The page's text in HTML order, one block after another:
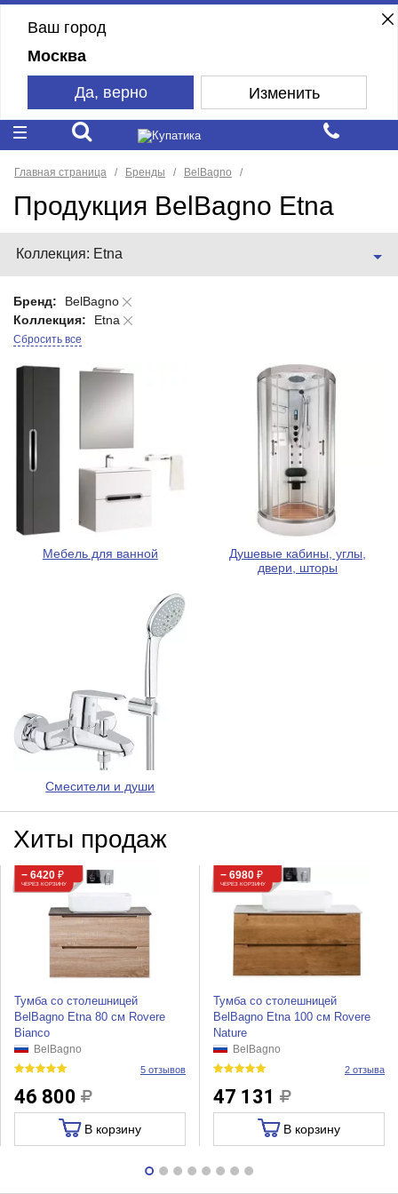
Ваш город
Москва
Да, верно Изменить
Главная страница Бренды BelBagno
Продукция BelBagno Etna
Коллекция: Etna
Бренд:
BelBagno
Коллекция:
Etna
Сбросить все
Мебель для ванной
Душевые кабины, углы,
двери, шторы
Смесители и души
Хиты продаж
− 6420 ₽
ЧЕРЕЗ КОРЗИНУ
Тумба со столешницей
BelBagno Etna 80 см Rovere
Bianco
BelBagno
5 отзывов
46 800
В корзину
− 6980 ₽
ЧЕРЕЗ КОРЗИНУ
Тумба со столешницей
BelBagno Etna 100 см Rovere
Nature
BelBagno
2 отзыва
47 131
В корзину